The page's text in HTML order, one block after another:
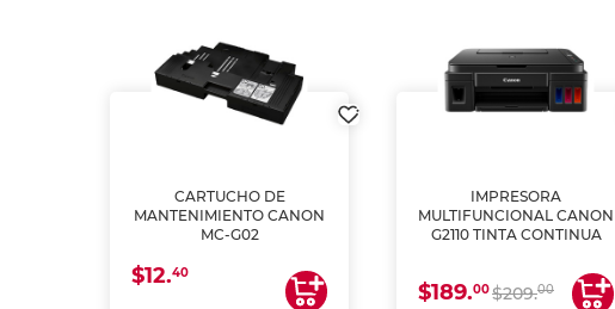
CARTUCHO DE
MANTENIMIENTO CANON
MC-G02
$12.40
IMPRESORA
MULTIFUNCIONAL CANON
G2110 TINTA CONTINUA
$189.00$209.00